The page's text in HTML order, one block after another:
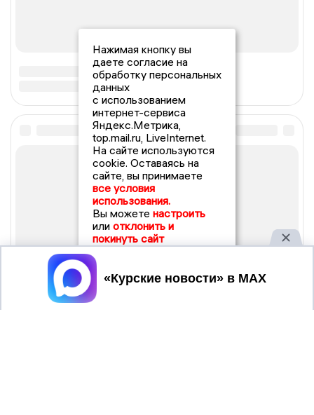
Нажимая кнопку вы
даете согласие на
обработку персональных
данных
с использованием
интернет-сервиса
Яндекс.Метрика,
top.mail.ru, LiveInternet.
На сайте используются
cookie. Оставаясь на
сайте, вы принимаете
все условия
использования.
Вы можете настроить
или отклонить и
покинуть сайт
Принять